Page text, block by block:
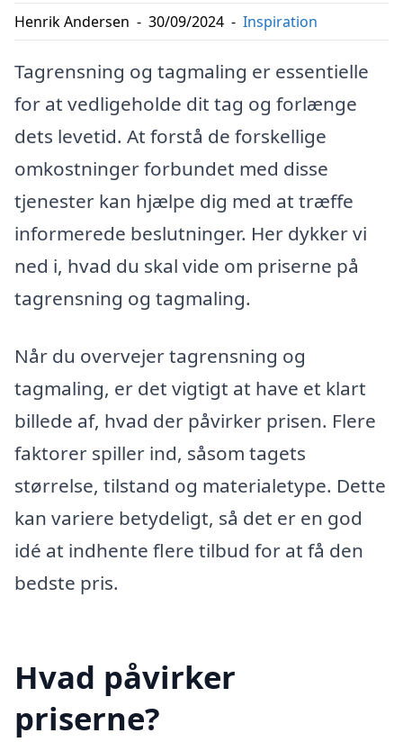
Henrik Andersen - 30/09/2024 - Inspiration
Tagrensning og tagmaling er essentielle
for at vedligeholde dit tag og forlænge
dets levetid. At forstå de forskellige
omkostninger forbundet med disse
tjenester kan hjælpe dig med at træffe
informerede beslutninger. Her dykker vi
ned i, hvad du skal vide om priserne på
tagrensning og tagmaling.
Når du overvejer tagrensning og
tagmaling, er det vigtigt at have et klart
billede af, hvad der påvirker prisen. Flere
faktorer spiller ind, såsom tagets
størrelse, tilstand og materialetype. Dette
kan variere betydeligt, så det er en god
idé at indhente flere tilbud for at få den
bedste pris.
Hvad påvirker
priserne?